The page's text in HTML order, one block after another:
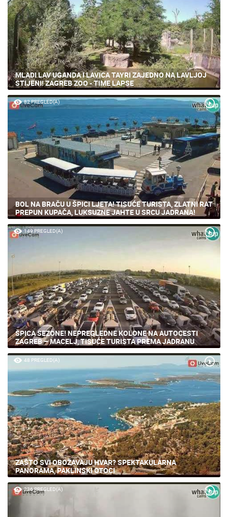
MLADI LAV UGANDA I LAVICA TAYRI ZAJEDNO NA LAVLJOJ
STIJENI! ZAGREB ZOO - TIME LAPSE
82 PREGLED(A)
BOL NA BRAČU U ŠPICI LJETA! TISUĆE TURISTA, ZLATNI RAT
PREPUN KUPAČA, LUKSUZNE JAHTE U SRCU JADRANA!
149 PREGLED(A)
ŠPICA SEZONE! NEPREGLEDNE KOLONE NA AUTOCESTI
ZAGREB – MACELJ, TISUĆE TURISTA PREMA JADRANU
48 PREGLED(A)
ZAŠTO SVI OBOŽAVAJU HVAR? SPEKTAKULARNA
PANORAMA, PAKLINSKI OTOCI
236 PREGLED(A)